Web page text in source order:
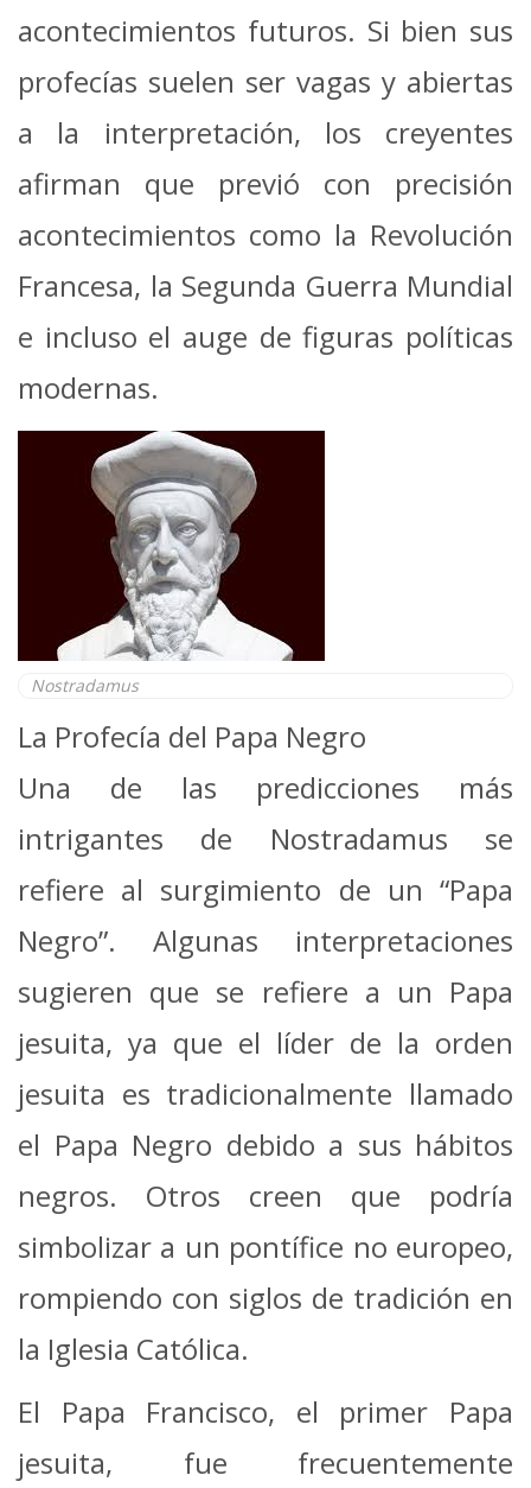
acontecimientos futuros. Si bien sus
profecías suelen ser vagas y abiertas
a la interpretación, los creyentes
afirman que previó con precisión
acontecimientos como la Revolución
Francesa, la Segunda Guerra Mundial
e incluso el auge de figuras políticas
modernas.
Nostradamus
La Profecía del Papa Negro
Una de las predicciones más
intrigantes de Nostradamus se
refiere al surgimiento de un “Papa
Negro”. Algunas interpretaciones
sugieren que se refiere a un Papa
jesuita, ya que el líder de la orden
jesuita es tradicionalmente llamado
el Papa Negro debido a sus hábitos
negros. Otros creen que podría
simbolizar a un pontífice no europeo,
rompiendo con siglos de tradición en
la Iglesia Católica.
El Papa Francisco, el primer Papa
jesuita, fue frecuentemente